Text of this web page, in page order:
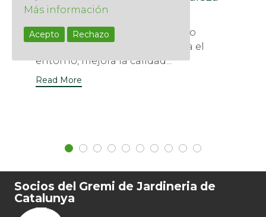
9 julio, 2025
Un jardín bien diseñado no solo
embellece, sino que transforma el
entorno, mejora la calidad...
Read More
Socios del Gremi de Jardineria de
Catalunya
Más información
Acepto Rechazo